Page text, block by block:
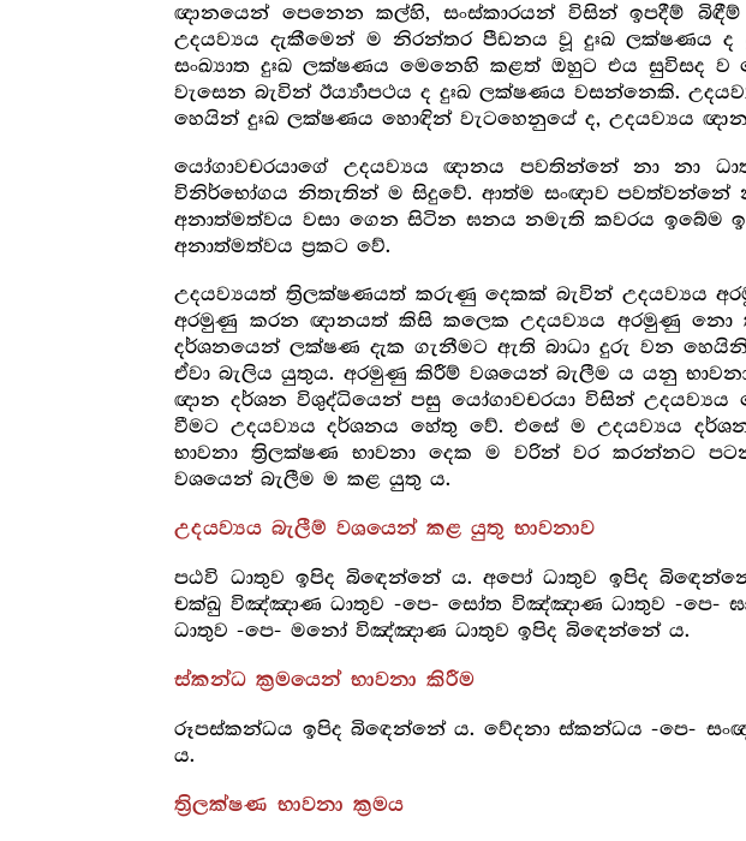
ඥානයෙන් පෙනෙන කල්හි, සංස්කාරයන් විසින් ඉපදීම්
උදයව්‍යය දැකීමෙන් ම නිරන්තර පීඩනය වූ දුඃඛ ලක්ෂණය
සංඛ්‍යාත දුඃඛ ලක්ෂණය මෙනෙහි කළත් ඔහුට එය සුවිසද
වැසෙන බැවින් ඊර්‍ය්‍යාපථය ද දුඃඛ ලක්ෂණය වසන්නෙකි.
හෙයින් දුඃඛ ලක්ෂණය හොඳින් වැටහෙනුයේ ද, උදයව්‍යය
යෝගාවචරයාගේ උදයව්‍යය ඥානය පවතින්නේ නා නා
විනිර්භෝගය නිතැතින් ම සිදුවේ. ආත්ම සංඥාව පවත්වන්නේ
අනාත්මත්වය වසා ගෙන සිටින ඝනය නමැති කවරය ඉබේම
අනාත්මත්වය ප්‍රකට වේ.
උදයව්‍යයත් ත්‍රිලක්ෂණයත් කරුණු දෙකක් බැවින්
අරමුණු කරන ඥානයත් කිසි කලෙක උදයව්‍යය අරමුණු නො
දර්ශනයෙන් ලක්ෂණ දැක ගැනීමට ඇති බාධා දුරු වන
ඒවා බැලිය යුතුය. අරමුණු කිරීම් වශයෙන් බැලීම ය යනු
ඥාන දර්ශන විශුද්ධියෙන් පසු යෝගාවචරයා විසින්
වීමට උදයව්‍යය දර්ශනය හේතු වේ. එසේ ම උදයව්‍යය
භාවනා ත්‍රිලක්ෂණ භාවනා දෙක ම වරින් වර කරන්නට
වශයෙන් බැලීම ම කළ යුතු ය.
උදයව්‍යය බැලීම් වශයෙන් කළ යුතු භාවනාව
පඨවි ධාතුව ඉපිද බිඳෙන්නේ ය. අපෝ ධාතුව ඉපිද
චක්ඛු විඤ්ඤාණ ධාතුව -පෙ- සෝත විඤ්ඤාණ ධාතුව -පෙ-
ධාතුව -පෙ- මනෝ විඤ්ඤාණ ධාතුව ඉපිද බිඳෙන්නේ ය.
ස්කන්ධ ක්‍රමයෙන් භාවනා කිරීම
රූපස්කන්ධය ඉපිද බිඳෙන්නේ ය. වේදනා ස්කන්ධය -පෙ-
ය.
ත්‍රිලක්ෂණ භාවනා ක්‍රමය